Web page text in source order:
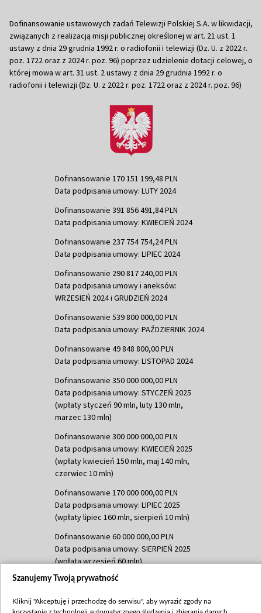
Dofinansowanie ustawowych zadań Telewizji Polskiej S.A. w likwidacji,
związanych z realizacją misji publicznej określonej w art. 21 ust. 1
ustawy z dnia 29 grudnia 1992 r. o radiofonii i telewizji (Dz. U. z 2022 r.
poz. 1722 oraz z 2024 r. poz. 96) poprzez udzielenie dotacji celowej, o
której mowa w art. 31 ust. 2 ustawy z dnia 29 grudnia 1992 r. o
radiofonii i telewizji (Dz. U. z 2022 r. poz. 1722 oraz z 2024 r. poz. 96)
Dofinansowanie 170 151 199,48 PLN
Data podpisania umowy: LUTY 2024
Dofinansowanie 391 856 491,84 PLN
Data podpisania umowy: KWIECIEŃ 2024
Dofinansowanie 237 754 754,24 PLN
Data podpisania umowy: LIPIEC 2024
Dofinansowanie 290 817 240,00 PLN
Data podpisania umowy i aneksów:
WRZESIEŃ 2024 i GRUDZIEŃ 2024
Dofinansowanie 539 800 000,00 PLN
Data podpisania umowy: PAŹDZIERNIK 2024
Dofinansowanie 49 848 800,00 PLN
Data podpisania umowy: LISTOPAD 2024
Dofinansowanie 350 000 000,00 PLN
Data podpisania umowy: STYCZEŃ 2025
(wpłaty styczeń 90 mln, luty 130 mln,
marzec 130 mln)
Dofinansowanie 300 000 000,00 PLN
Data podpisania umowy: KWIECIEŃ 2025
(wpłaty kwiecień 150 mln, maj 140 mln,
czerwiec 10 mln)
Dofinansowanie 170 000 000,00 PLN
Data podpisania umowy: LIPIEC 2025
(wpłaty lipiec 160 mln, sierpień 10 mln)
Dofinansowanie 60 000 000,00 PLN
Data podpisania umowy: SIERPIEŃ 2025
(wpłata wrzesień 60 mln)
Dofinansowanie 635 783 051,21 PLN
(wpłata wrzesień 100 mln, październik 350
Szanujemy Twoją prywatność
Kliknij "Akceptuję i przechodzę do serwisu", aby wyrazić zgody na